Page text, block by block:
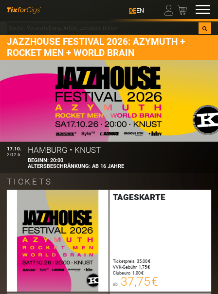
DEEN 00
JAZZHOUSE FESTIVAL 2026: AZYMUTH +
ROCKET MEN + WORLD BRAIN
17.10.
2026
HAMBURG • KNUST
BEGINN:20:00
ALTERSBESCHRÄNKUNG:AB 16 JAHRE
TICKETS
TAGESKARTE
Ticketpreis 35,00 €
VVK-Gebühr 1,75 €
Clubeuro 1,00 €
ab 37,75 €
00